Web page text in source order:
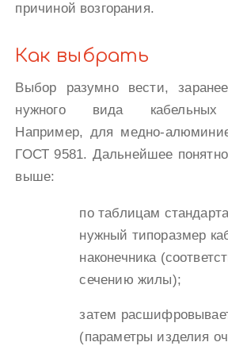
причиной возгорания.
Как выбрать
Выбор разумно вести,
нужного вида кабельных
Например, для медно-
ГОСТ 9581. Дальнейшее
выше:
по таблицам
нужный типоразмер
наконечника
сечению жилы);
затем
(параметры изделия